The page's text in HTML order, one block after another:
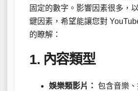
固定的數字。影響因素很多，
鍵因素，希望能讓您對
的瞭解：
1. 內容類型
娛樂類影片： 包含音樂、